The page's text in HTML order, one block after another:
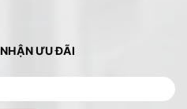
ƯU ĐÃI